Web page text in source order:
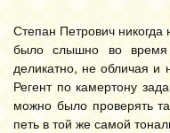
Степан Петрович
было слышно во время
деликатно, не обличая и
Регент по камертону
можно было проверять
петь в той же самой